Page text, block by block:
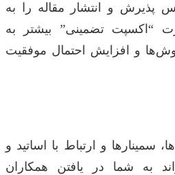
پذیرش و انتشار مقاله را به
“اکسپت تضمینی” بیشتر به
و افزایش احتمال موفقیت
سمینارها و ارتباط با اساتید و
به شما در یافتن همکاران